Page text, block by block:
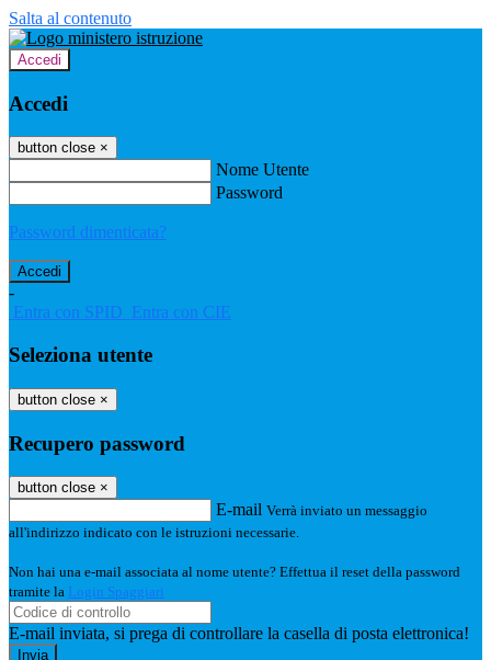
Salta al contenuto
Accedi
Accedi
button close ×
Nome Utente
Password
Password dimenticata?
-
Entra con SPID Entra con CIE
Seleziona utente
button close ×
Recupero password
button close ×
E-mail Verrà inviato un messaggio
all'indirizzo indicato con le istruzioni necessarie.
Non hai una e-mail associata al nome utente? Effettua il reset della password
tramite la Login Spaggiari
E-mail inviata, si prega di controllare la casella di posta elettronica!